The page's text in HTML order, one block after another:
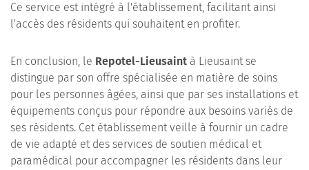
Ce service est intégré à l'établissement, facilitant ainsi
l'accès des résidents qui souhaitent en profiter.
En conclusion, le Repotel-Lieusaint à Lieusaint se
distingue par son offre spécialisée en matière de soins
pour les personnes âgées, ainsi que par ses installations et
équipements conçus pour répondre aux besoins variés de
ses résidents. Cet établissement veille à fournir un cadre
de vie adapté et des services de soutien médical et
paramédical pour accompagner les résidents dans leur